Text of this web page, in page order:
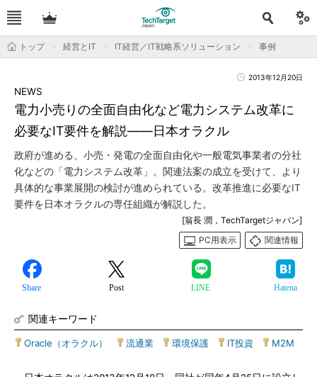
トップ 経営とIT IT経営／IT戦略系ソリューション 事例
2013年12月20日
電力小売りの全面自由化など電力システム改革に
必要なIT要件を解説――日本オラクル
NEWS
政府が進める、小売・発電の全面自由化や一般電気事業者の分社
化などの「電力システム改革」。関連法案の成立を受けて、より
具体的な事業展開の検討が進められている。改革推進に必要なIT
要件を日本オラクルの専任組織が解説した。
[翁長 潤，TechTargetジャパン]
PC用表示
関連情報
Share Post LINE Hatena
関連キーワード
Oracle（オラクル） 流通業 環境保護 IT投資 M2M